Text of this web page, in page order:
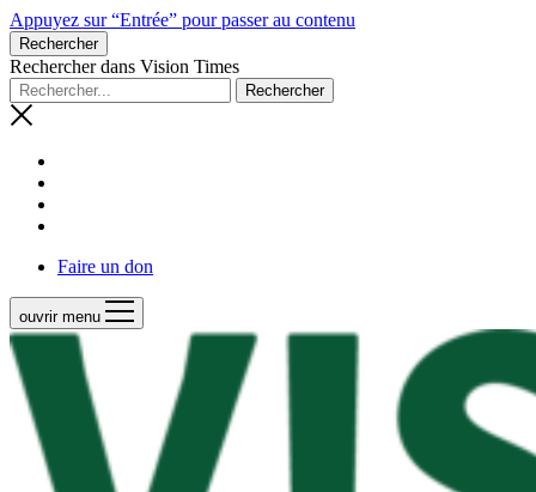
Appuyez sur “Entrée” pour passer au contenu
Rechercher
Rechercher dans Vision Times
Faire un don
ouvrir menu